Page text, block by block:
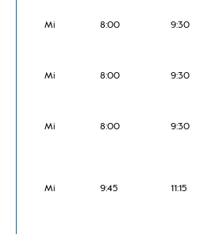
Mi 8:00 9:30
Mi 8:00 9:30
Mi 8:00 9:30
Mi 9:45 11:15